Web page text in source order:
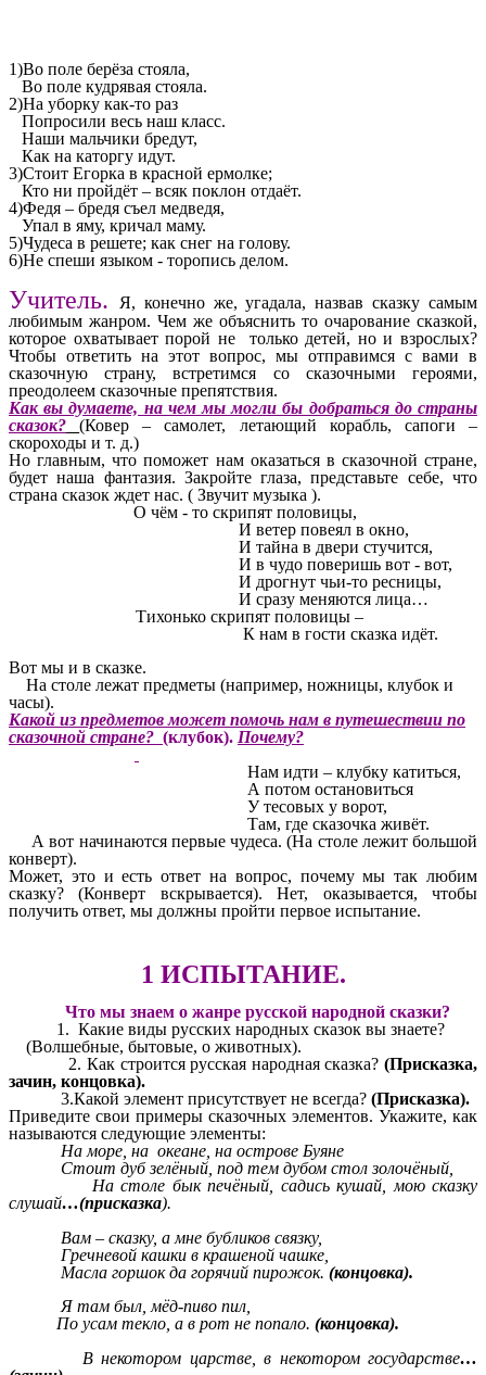
1)Во поле берёза стояла,
Во поле кудрявая стояла.
2)На уборку как-то раз
Попросили весь наш класс.
Наши мальчики бредут,
Как на каторгу идут.
3)Стоит Егорка в красной ермолке;
Кто ни пройдёт – всяк поклон отдаёт.
4)Федя – бредя съел медведя,
Упал в яму, кричал маму.
5)Чудеса в решете; как снег на голову.
6)Не спеши языком - торопись делом.
Учитель.
Я, конечно же, угадала, назвав сказку самым
любимым жанром. Чем же объяснить то очарование сказкой,
которое охватывает порой не только детей, но и взрослых?
Чтобы ответить на этот вопрос, мы отправимся с вами в
сказочную страну, встретимся со сказочными героями,
преодолеем сказочные препятствия.
Как вы думаете, на чем мы могли бы добраться до страны
сказок?
(Ковер – самолет, летающий корабль, сапоги –
скороходы и т. д.)
Но главным, что поможет нам оказаться в сказочной стране,
будет наша фантазия. Закройте глаза, представьте себе, что
страна сказок ждет нас. ( Звучит музыка ).
О чём - то скрипят половицы,
И ветер повеял в окно,
И тайна в двери стучится,
И в чудо поверишь вот - вот,
И дрогнут чьи-то ресницы,
И сразу меняются лица…
Тихонько скрипят половицы –
К нам в гости сказка идёт.
Вот мы и в сказке.
На столе лежат предметы (например, ножницы, клубок и
часы).
Какой из предметов может помочь нам в путешествии по
сказочной стране? (клубок). Почему?
Нам идти – клубку катиться,
А потом остановиться
У тесовых у ворот,
Там, где сказочка живёт.
А вот начинаются первые чудеса. (На столе лежит большой
конверт).
Может, это и есть ответ на вопрос, почему мы так любим
сказку? (Конверт вскрывается). Нет, оказывается, чтобы
получить ответ, мы должны пройти первое испытание.
1 ИСПЫТАНИЕ.
Что мы знаем о жанре русской народной сказки?
1. Какие виды русских народных сказок вы знаете?
(Волшебные, бытовые, о животных).
2. Как строится русская народная сказка? (Присказка,
зачин, концовка).
3.Какой элемент присутствует не всегда? (Присказка).
Приведите свои примеры сказочных элементов. Укажите, как
называются следующие элементы:
На море, на океане, на острове Буяне
Стоит дуб зелёный, под тем дубом стол золочёный,
На столе бык печёный, садись кушай, мою сказку
слушай…(присказка).
Вам – сказку, а мне бубликов связку,
Гречневой кашки в крашеной чашке,
Масла горшок да горячий пирожок. (концовка).
Я там был, мёд-пиво пил,
По усам текло, а в рот не попало. (концовка).
В некотором царстве, в некотором государстве…